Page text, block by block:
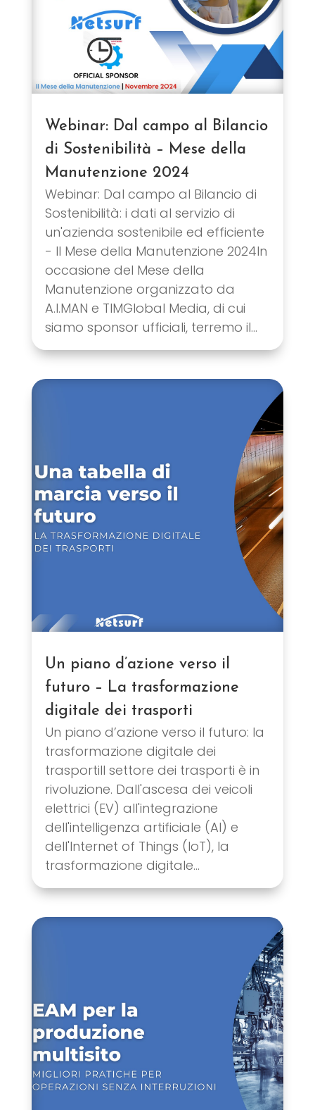
Webinar: Dal campo al Bilancio
di Sostenibilità – Mese della
Manutenzione 2024
Webinar: Dal campo al Bilancio di
Sostenibilità: i dati al servizio di
un'azienda sostenibile ed efficiente
- Il Mese della Manutenzione 2024In
occasione del Mese della
Manutenzione organizzato da
A.I.MAN e TIMGlobal Media, di cui
siamo sponsor ufficiali, terremo il...
Un piano d’azione verso il
futuro – La trasformazione
digitale dei trasporti
Un piano d’azione verso il futuro: la
trasformazione digitale dei
trasportiIl settore dei trasporti è in
rivoluzione. Dall'ascesa dei veicoli
elettrici (EV) all'integrazione
dell'intelligenza artificiale (AI) e
dell'Internet of Things (IoT), la
trasformazione digitale...